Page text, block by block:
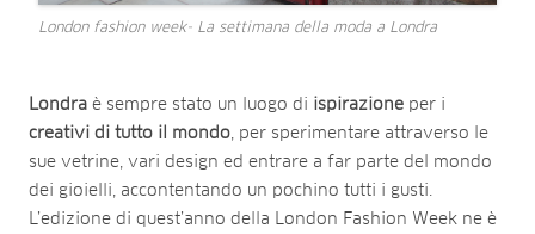
London fashion week- La settimana della moda a Londra
Londra è sempre stato un luogo di ispirazione per i
creativi di tutto il mondo, per sperimentare attraverso le
sue vetrine, vari design ed entrare a far parte del mondo
dei gioielli, accontentando un pochino tutti i gusti.
L’edizione di quest’anno della London Fashion Week ne è